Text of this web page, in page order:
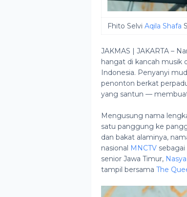
Fhito Selvi Aqila Shafa
JAKMAS | JAKARTA –
hangat di kancah musik
Indonesia. Penyanyi
penonton berkat
yang santun —
Mengusung nama
satu panggung ke
dan bakat alaminya,
nasional MNCTV
senior Jawa Timur,
tampil bersama The